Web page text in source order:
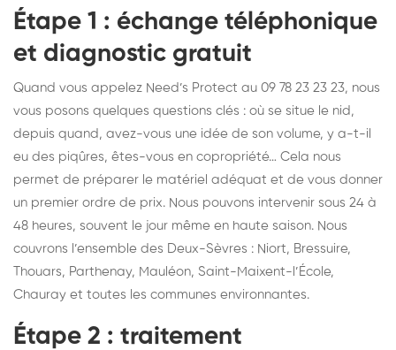
Étape 1 : échange téléphonique
et diagnostic gratuit
Quand vous appelez Need’s Protect au 09 78 23 23 23, nous
vous posons quelques questions clés : où se situe le nid,
depuis quand, avez-vous une idée de son volume, y a-t-il
eu des piqûres, êtes-vous en copropriété… Cela nous
permet de préparer le matériel adéquat et de vous donner
un premier ordre de prix. Nous pouvons intervenir sous 24 à
48 heures, souvent le jour même en haute saison. Nous
couvrons l’ensemble des Deux-Sèvres : Niort, Bressuire,
Thouars, Parthenay, Mauléon, Saint-Maixent-l’École,
Chauray et toutes les communes environnantes.
Étape 2 : traitement